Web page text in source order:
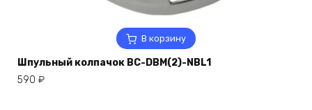
В корзину
Шпульный колпачок BC-DBM(2)-NBL1
590 ₽